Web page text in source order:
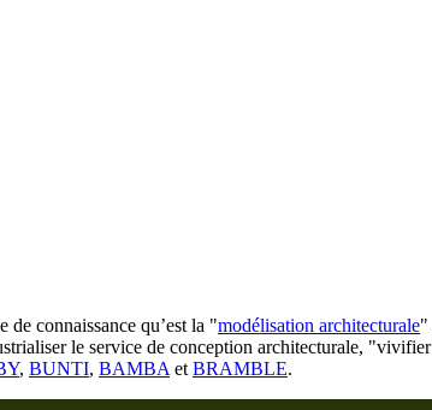
de connaissance qu’est la "modélisation architecturale"
le service de conception architecturale,
, BUNTI, BAMBA et BRAMBLE.